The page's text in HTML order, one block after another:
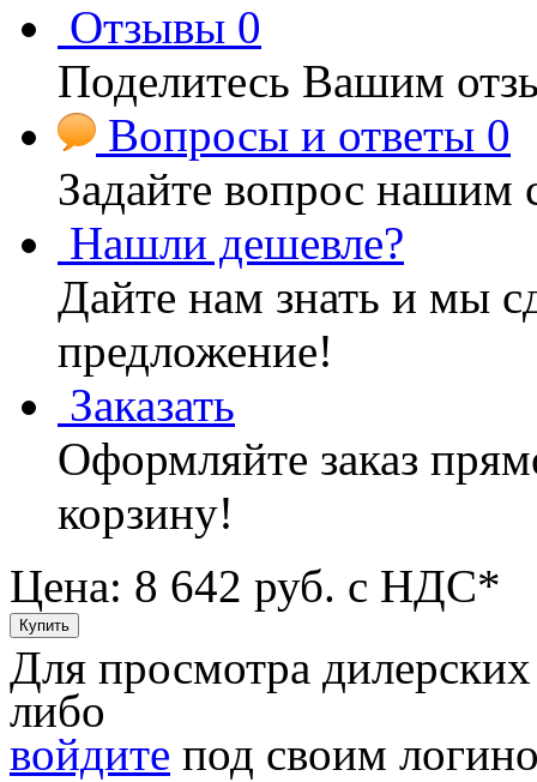
Отзывы 0
Поделитесь Вашим
Вопросы и ответы 0
Задайте вопрос нашим
Нашли дешевле?
Дайте нам знать и мы
предложение!
Заказать
Оформляйте заказ
корзину!
Цена: 8 642 руб. с НДС*
Для просмотра
либо
войдите под своим